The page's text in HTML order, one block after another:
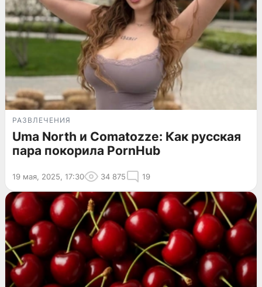
РАЗВЛЕЧЕНИЯ
Uma North и Comatozze: Как русская
пара покорила PornHub
19 мая, 2025, 17:30 34 875 19